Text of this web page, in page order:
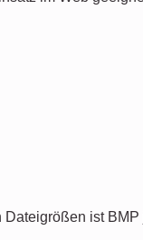
Dateigrößen ist BMP